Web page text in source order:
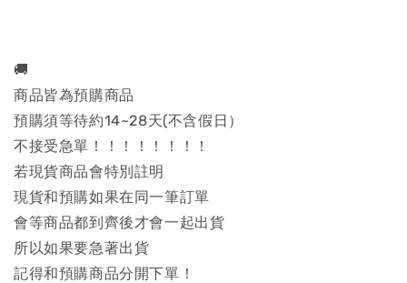
🚚
商品皆為預購商品
預購須等待約14~28天(不含假日）
不接受急單！！！！！！！！
若現貨商品會特別註明
現貨和預購如果在同一筆訂單
會等商品都到齊後才會一起出貨
所以如果要急著出貨
記得和預購商品分開下單！